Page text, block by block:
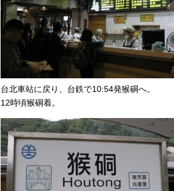
台北車站に戻り、台鉄で10:54発猴硐へ。
12時頃猴硐着。